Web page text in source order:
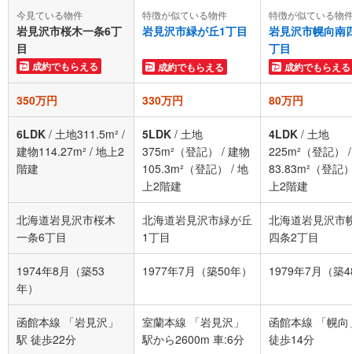
今見ている物件
岩見沢市桜木一条6丁
目
成約でもらえる
特徴が似ている物件
岩見沢市緑が丘1丁目
成約でもらえる
特徴が似ている物
岩見沢市幌向南
丁目
成約でもらえる
350万円 330万円 80万円
6LDK / 土地311.5m² /
建物114.27m² / 地上2
階建
5LDK / 土地
375m²（登記）
/ 建物
105.3m²（登記）
/ 地
上2階建
4LDK / 土地
225m²（登記）
83.83m²（登記
上2階建
北海道岩見沢市桜木
一条6丁目
北海道岩見沢市緑が丘
1丁目
北海道岩見沢市
四条2丁目
1974年8月（築53
年）
1977年7月（築50年） 1979年7月（築
函館本線 「岩見沢」
駅 徒歩22分
室蘭本線 「岩見沢」
駅から2600m 車:6分
函館本線 「幌向
徒歩14分